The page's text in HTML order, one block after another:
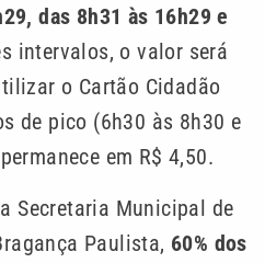
das 8h31 às 16h29 e
intervalos, o valor será
o Cartão Cidadão
de pico (6h30 às 8h30 e
em R$ 4,50.
Secretaria Municipal de
Paulista, 60% dos